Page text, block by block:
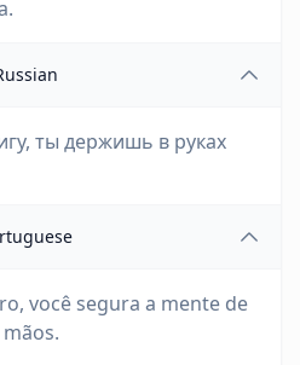
ты держишь в руках
você segura a mente de